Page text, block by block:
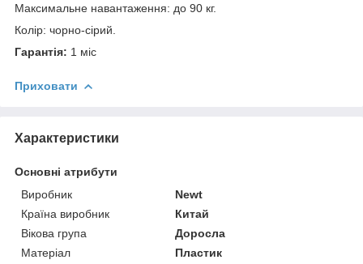
Максимальне навантаження: до 90 кг.
Колір: чорно-сірий.
Гарантія: 1 міс
Приховати
Характеристики
Основні атрибути
Виробник
Newt
Країна виробник
Китай
Вікова група
Доросла
Матеріал
Пластик